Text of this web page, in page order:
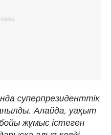
суперпрезиденттік
Алайда, уақыт
жұмыс істеген